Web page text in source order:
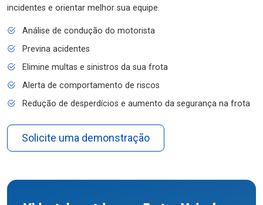
incidentes e orientar melhor sua equipe.
Análise de condução do motorista
Previna acidentes
Elimine multas e sinistros da sua frota
Alerta de comportamento de riscos
Redução de desperdícios e aumento da segurança na frota
Solicite uma demonstração